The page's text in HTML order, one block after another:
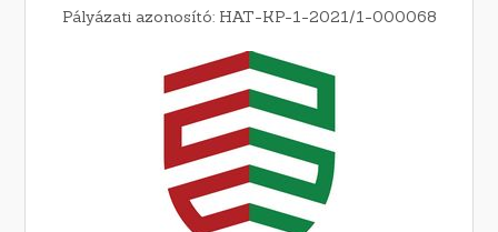
Pályázati azonosító: HAT-KP-1-2021/1-000068